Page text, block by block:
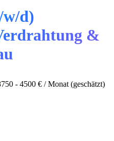
d)
&
- 4500 € / Monat (geschätzt)